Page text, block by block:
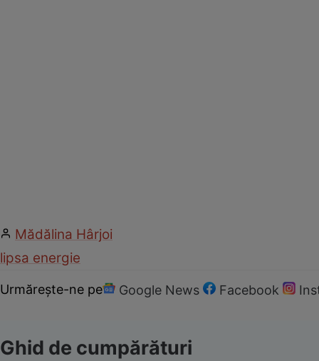
Mădălina Hârjoi
lipsa energie
Urmărește-ne pe Google News Facebook
Ghid de cumpărături